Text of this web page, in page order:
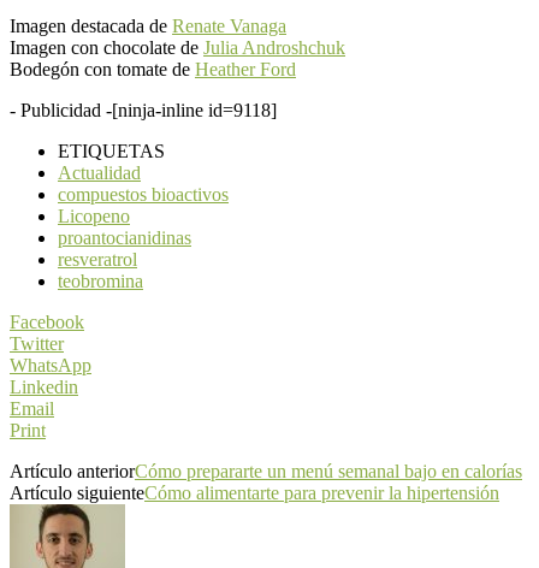
Imagen destacada de Renate Vanaga
Imagen con chocolate de Julia Androshchuk
Bodegón con tomate de Heather Ford
- Publicidad -[ninja-inline id=9118]
ETIQUETAS
Actualidad
compuestos bioactivos
Licopeno
proantocianidinas
resveratrol
teobromina
Facebook
Twitter
WhatsApp
Linkedin
Email
Print
Artículo anteriorCómo prepararte un menú semanal bajo en calorías
Artículo siguienteCómo alimentarte para prevenir la hipertensión